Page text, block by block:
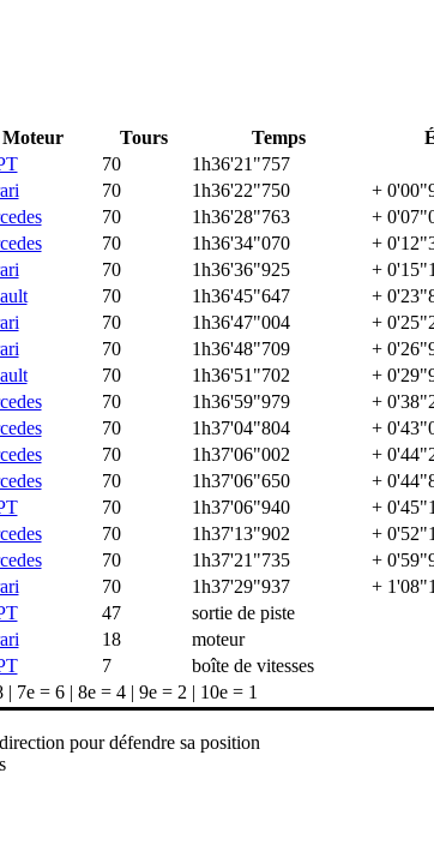
Moteur Tours Temps
70 1h36'21"757
70 1h36'22"750 +
70 1h36'28"763 +
70 1h36'34"070 +
70 1h36'36"925 +
70 1h36'45"647 +
70 1h36'47"004 +
70 1h36'48"709 +
70 1h36'51"702 +
70 1h36'59"979 +
70 1h37'04"804 +
70 1h37'06"002 +
70 1h37'06"650 +
70 1h37'06"940 +
70 1h37'13"902 +
70 1h37'21"735 +
70 1h37'29"937 +
47
sortie de piste
18
moteur
7
boîte de vitesses
7e = 6 | 8e = 4 | 9e = 2 | 10e = 1
pour défendre sa position